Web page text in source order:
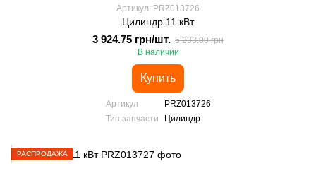
Артикул: PRZ013726
Цилиндр 11 кВт
3 924.75 грн/шт. 5 233.00 грн
В наличии
Купить
Артикул
PRZ013726
Тип запчасти
Цилиндр
РАСПРОДАЖА